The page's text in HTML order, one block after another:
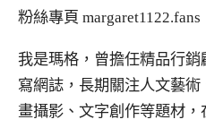
粉絲專頁 margaret1122.fans
我是瑪格，曾擔任精品行
寫網誌，長期關注人文藝
畫攝影、文字創作等題材